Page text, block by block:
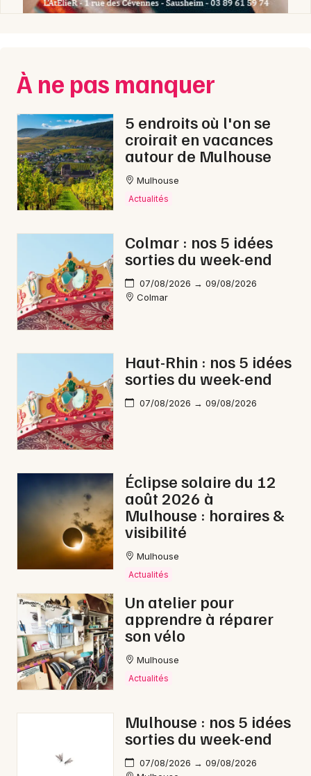
À ne pas manquer
5 endroits où l'on se
croirait en vacances
autour de Mulhouse
Mulhouse
Actualités
Colmar : nos 5 idées
sorties du week-end
07/08/2026 → 09/08/2026
Colmar
Haut-Rhin : nos 5 idées
sorties du week-end
07/08/2026 → 09/08/2026
Éclipse solaire du 12
août 2026 à
Mulhouse : horaires &
visibilité
Mulhouse
Actualités
Un atelier pour
apprendre à réparer
son vélo
Mulhouse
Actualités
Mulhouse : nos 5 idées
sorties du week-end
07/08/2026 → 09/08/2026